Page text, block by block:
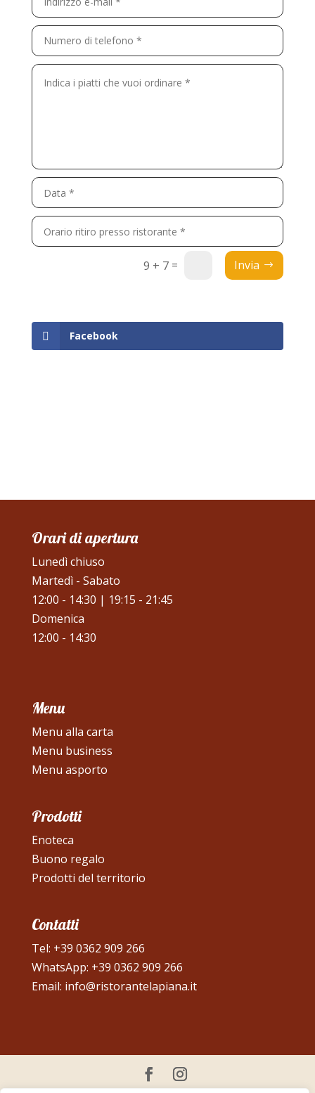
9 + 7 = Invia
Facebook
Orari di apertura
Lunedì chiuso
Martedì - Sabato
12:00 - 14:30 | 19:15 - 21:45
Domenica
12:00 - 14:30
Menu
Menu alla carta
Menu business
Menu asporto
Prodotti
Enoteca
Buono regalo
Prodotti del territorio
Contatti
Tel: +39 0362 909 266
WhatsApp: +39 0362 909 266
Email: info@ristorantelapiana.it